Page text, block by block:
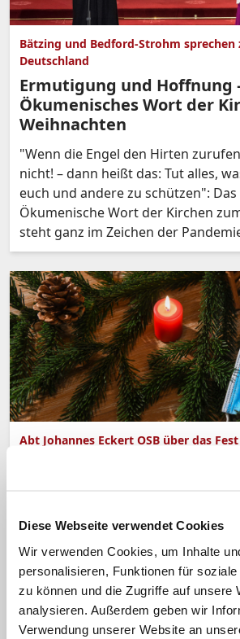
Diese Webseite verwendet Cookies
Wir verwenden Cookies, um Inhalte
personalisieren, Funktionen für
zu können und die Zugriffe auf unsere
analysieren. Außerdem geben wir
Verwendung unserer Website an
Bätzing und Bedford-Strohm sprechen
Deutschland
Ermutigung und Hoffnung
Ökumenisches Wort der
Weihnachten
"Wenn die Engel den Hirten
nicht! – dann heißt das: Tut alles,
euch und andere zu schützen":
Ökumenische Wort der Kirchen
steht ganz im Zeichen der
Abt Johannes Eckert OSB über das
Auch in der Corona-Zeit
Kann man angesichts der
gebührend Weihnachten feiern? Die
könne sogar zu einer Vertiefung
Fests führen, schreibt der
Eckert. Denn wie vor über 2.000
Corona-Jahr: Uns ist "heute" der